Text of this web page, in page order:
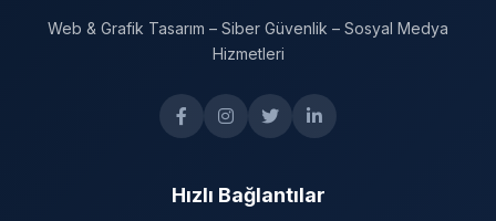
Web & Grafik Tasarım – Siber Güvenlik – Sosyal Medya
Hizmetleri
Hızlı Bağlantılar